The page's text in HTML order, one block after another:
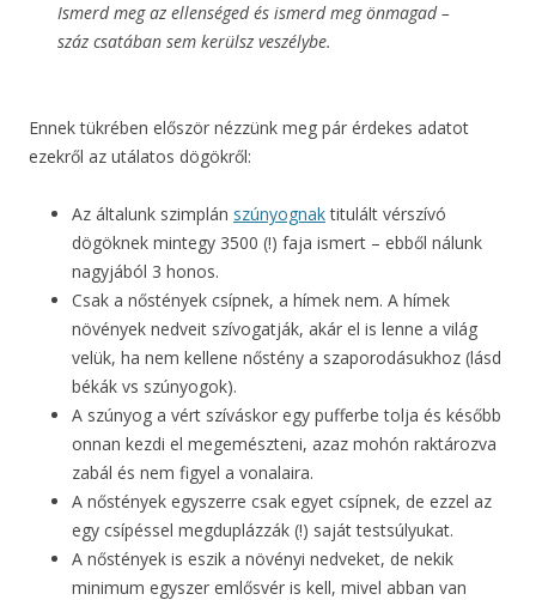
Ismerd meg az ellenséged és ismerd meg önmagad –
száz csatában sem kerülsz veszélybe.
Ennek tükrében először nézzünk meg pár érdekes adatot
ezekről az utálatos dögökről:
Az általunk szimplán szúnyognaktitulált vérszívó
dögöknek mintegy 3500 (!) faja ismert – ebből nálunk
nagyjából 3 honos.
Csak a nőstények csípnek, a hímek nem. A hímek
növények nedveit szívogatják, akár el is lenne a világ
velük, ha nem kellene nőstény a szaporodásukhoz (lásd
békák vs szúnyogok).
A szúnyog a vért szíváskor egy pufferbe tolja és később
onnan kezdi el megemészteni, azaz mohón raktározva
zabál és nem figyel a vonalaira.
A nőstények egyszerre csak egyet csípnek, de ezzel az
egy csípéssel megduplázzák (!) saját testsúlyukat.
A nőstények is eszik a növényi nedveket, de nekik
minimum egyszer emlősvér is kell, mivel abban van